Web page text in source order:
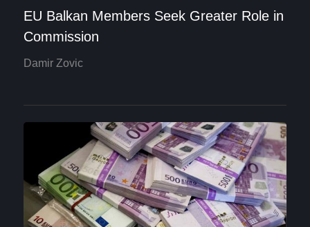
EU Balkan Members Seek Greater Role in
Commission
Damir Zovic